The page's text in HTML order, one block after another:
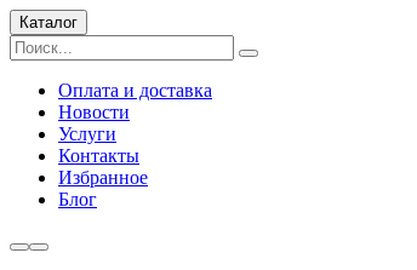
Каталог
Оплата и доставка
Новости
Услуги
Контакты
Избранное
Блог